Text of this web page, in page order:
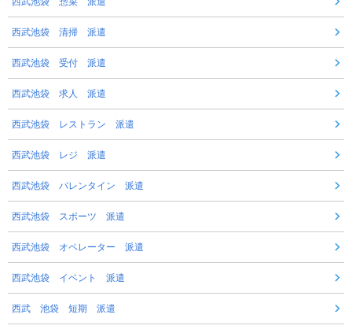
西武池袋 清掃 派遣
西武池袋 受付 派遣
西武池袋 求人 派遣
西武池袋 レストラン 派遣
西武池袋 レジ 派遣
西武池袋 バレンタイン 派遣
西武池袋 スポーツ 派遣
西武池袋 オペレーター 派遣
西武池袋 イベント 派遣
西武 池袋 短期 派遣